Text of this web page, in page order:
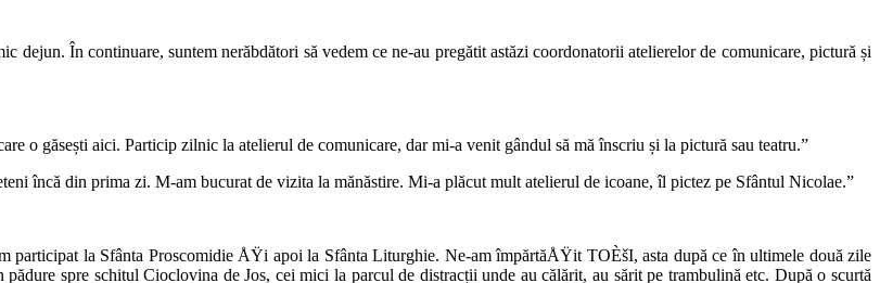
În continuare, suntem nerăbdători să vedem ce ne-au pregătit astăzi coordonatorii atelierelor de comunicare, pictură și
o găsești aici. Particip zilnic la atelierul de comunicare, dar mi-a venit gândul să mă înscriu și la pictură sau teatru.”
încă din prima zi. M-am bucurat de vizita la mănăstire. Mi-a plăcut mult atelierul de icoane, îl pictez pe Sfântul Nicolae.”
la Sfânta Proscomidie ÅŸi apoi la Sfânta Liturghie. Ne-am împărtăÅŸit TOÈšI, asta după ce în ultimele două zile
spre schitul Cioclovina de Jos, cei mici la parcul de distracții unde au călărit, au sărit pe trambulină etc. După o scurtă